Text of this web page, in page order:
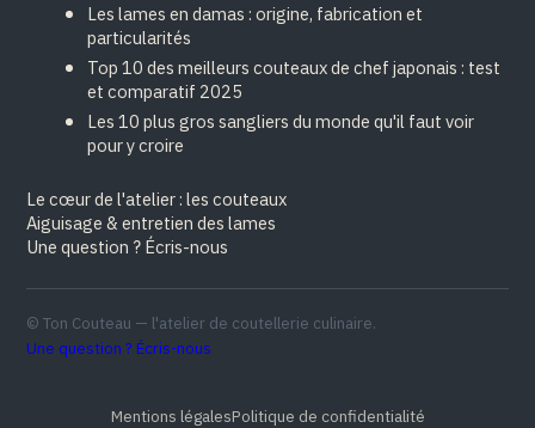
Les lames en damas : origine, fabrication et
particularités
Top 10 des meilleurs couteaux de chef japonais : test
et comparatif 2025
Les 10 plus gros sangliers du monde qu'il faut voir
pour y croire
Le cœur de l'atelier : les couteaux
Aiguisage & entretien des lames
Une question ? Écris-nous
© Ton Couteau — l'atelier de coutellerie culinaire.
Une question ? Écris-nous
Mentions légalesPolitique de confidentialité